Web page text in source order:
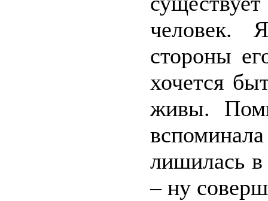
человек.
стороны
хочется
живы.
лишилась в
– ну